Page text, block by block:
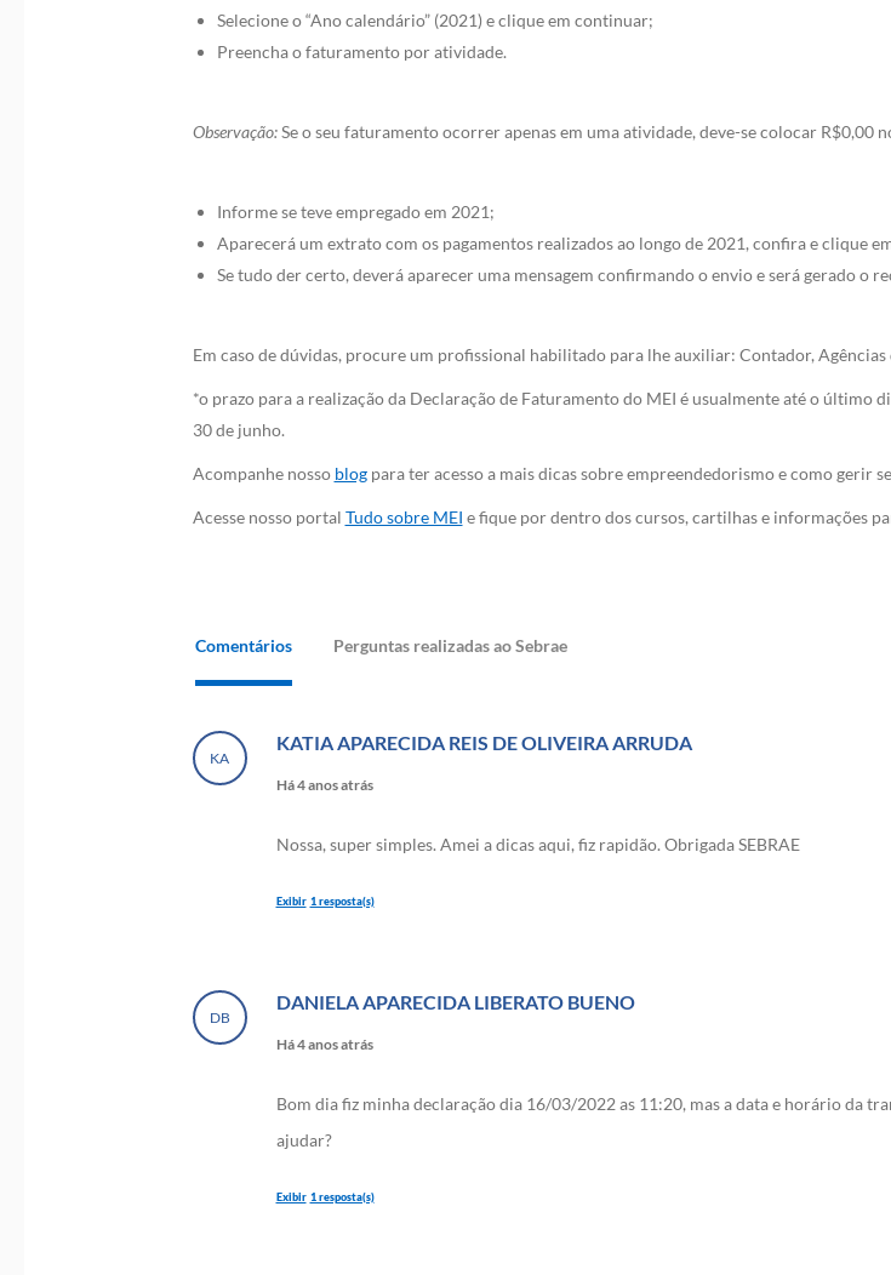
Selecione o “Ano calendário” (2021) e clique em continuar;
Preencha o faturamento por atividade.
Observação:Se o seu faturamento ocorrer apenas em uma atividade, deve-se colocar R$0,00
Informe se teve empregado em 2021;
Aparecerá um extrato com os pagamentos realizados ao longo de 2021, confira e clique
Se tudo der certo, deverá aparecer uma mensagem confirmando o envio e será gerado o
Em caso de dúvidas, procure um profissional habilitado para lhe auxiliar: Contador,
*o prazo para a realização da Declaração de Faturamento do MEI é usualmente até o último
30 de junho.
Acompanhe nosso blogpara ter acesso a mais dicas sobre empreendedorismo e como gerir
Acesse nosso portal Tudo sobre MEI e fique por dentro dos cursos, cartilhas e informações
Comentários Perguntas realizadas ao Sebrae
KA
KATIA APARECIDA REIS DE OLIVEIRA ARRUDA
Há 4 anos atrás
Nossa, super simples. Amei a dicas aqui, fiz rapidão. Obrigada SEBRAE
1 resposta(s)
DB
DANIELA APARECIDA LIBERATO BUENO
Há 4 anos atrás
Bom dia fiz minha declaração dia 16/03/2022 as 11:20, mas a data e horário da
ajudar?
1 resposta(s)